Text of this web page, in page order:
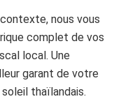
nous vous
complet de vos
local. Une
garant de votre
thaïlandais.